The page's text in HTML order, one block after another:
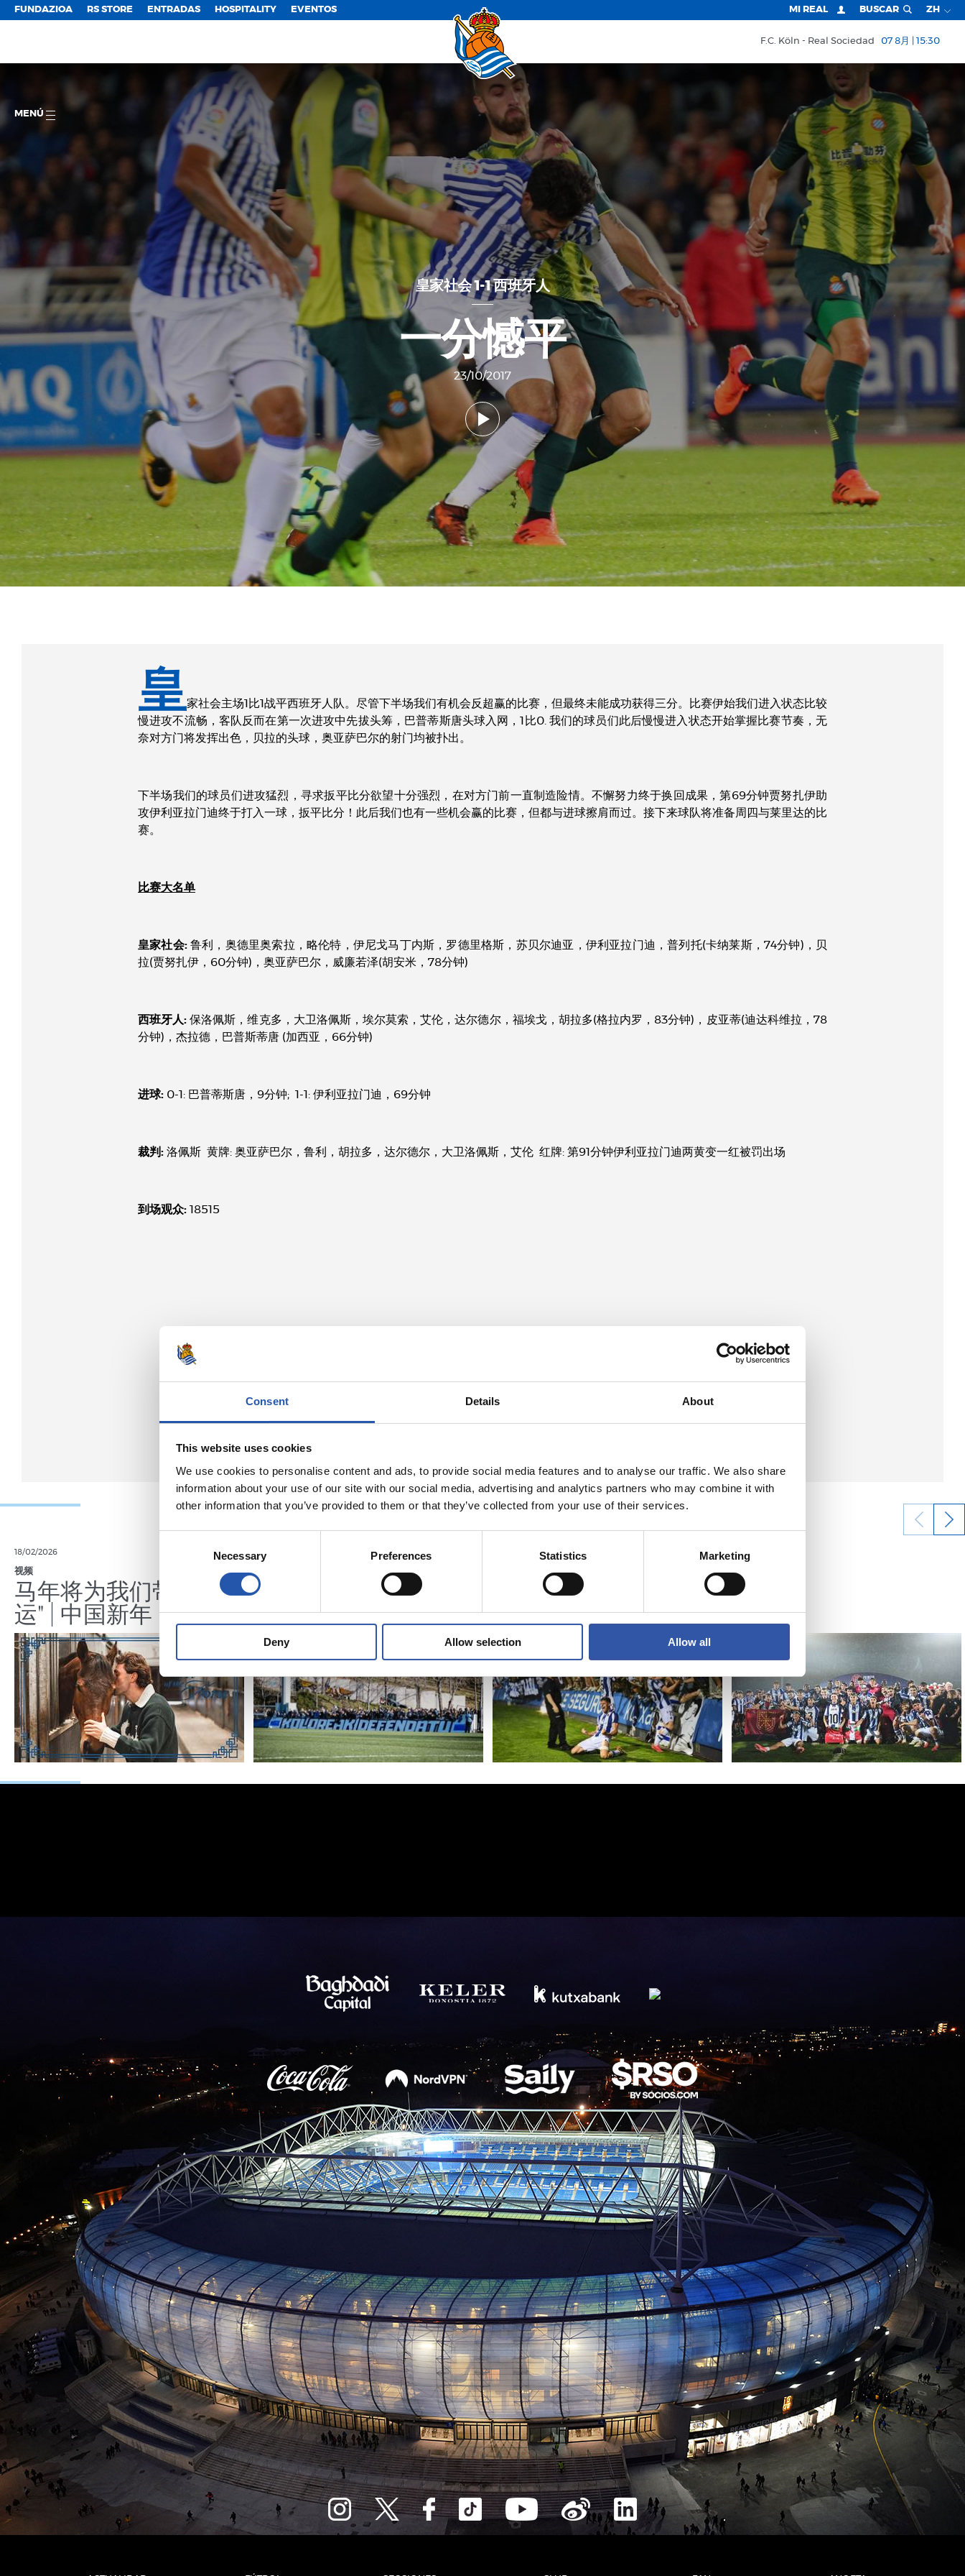
Consent Details About
This website uses cookies
We use cookies to personalise content and ads, to provide social media features and to analyse our traffic. We also share
information about your use of our site with our social media, advertising and analytics partners who may combine it with
other information that you’ve provided to them or that they’ve collected from your use of their services.
Necessary Preferences Statistics Marketing
Deny Allow selection Allow all
FUNDAZIOA RS STORE ENTRADAS HOSPITALITY EVENTOS MI REAL BUSCAR ZH
F.C. Köln Real Sociedad 07 8月 | 15:30
MENÚ
皇家社会 1-1 西班牙人
一分憾平
23/10/2017
皇家社会主场1比1战平西班牙人队。尽管下半场我们有机会反超赢的比赛，但最终未能成功获得三分。比赛伊始我们进入状态比较
慢进攻不流畅，客队反而在第一次进攻中先拔头筹，巴普蒂斯唐头球入网，1比0. 我们的球员们此后慢慢进入状态开始掌握比赛节奏，无
奈对方门将发挥出色，贝拉的头球，奥亚萨巴尔的射门均被扑出。
下半场我们的球员们进攻猛烈，寻求扳平比分欲望十分强烈，在对方门前一直制造险情。不懈努力终于换回成果，第69分钟贾努扎伊助
攻伊利亚拉门迪终于打入一球，扳平比分！此后我们也有一些机会赢的比赛，但都与进球擦肩而过。接下来球队将准备周四与莱里达的比
赛。
比赛大名单
皇家社会:鲁利，奥德里奥索拉，略伦特，伊尼戈马丁内斯，罗德里格斯，苏贝尔迪亚，伊利亚拉门迪，普列托(卡纳莱斯，74分钟)，贝
拉(贾努扎伊，60分钟)，奥亚萨巴尔，威廉若泽(胡安米，78分钟)
西班牙人: 保洛佩斯，维克多，大卫洛佩斯，埃尔莫索，艾伦，达尔德尔，福埃戈，胡拉多(格拉内罗，83分钟)，皮亚蒂(迪达科维拉，78
分钟)，杰拉德，巴普斯蒂唐 (加西亚，66分钟)
进球: 0-1: 巴普蒂斯唐，9分钟; 1-1: 伊利亚拉门迪，69分钟
裁判: 洛佩斯 黄牌: 奥亚萨巴尔，鲁利，胡拉多，达尔德尔，大卫洛佩斯，艾伦 红牌: 第91分钟伊利亚拉门迪两黄变一红被罚出场
到场观众: 18515
18/02/2026
视频
马年将为我们带来好
运" | 中国新年
训练
23/06/2025
照片展示